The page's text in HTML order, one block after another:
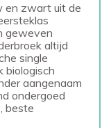
en zwart uit de
geweven
altijd
single
biologisch
aangenaam
ondergoed
beste